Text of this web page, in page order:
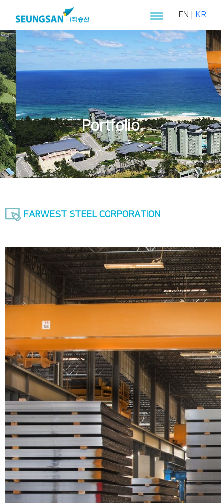
EN KR
Portfolio
FARWEST STEEL CORPORATION